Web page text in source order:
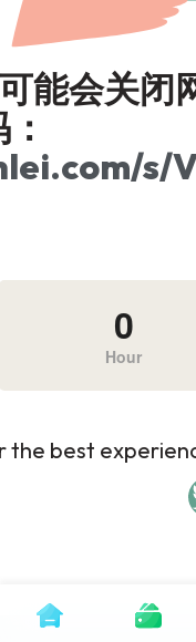
能会关闭
s/
0
Hour
best